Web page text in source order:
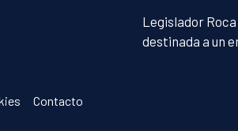
Legislador
destinada a un
Contacto